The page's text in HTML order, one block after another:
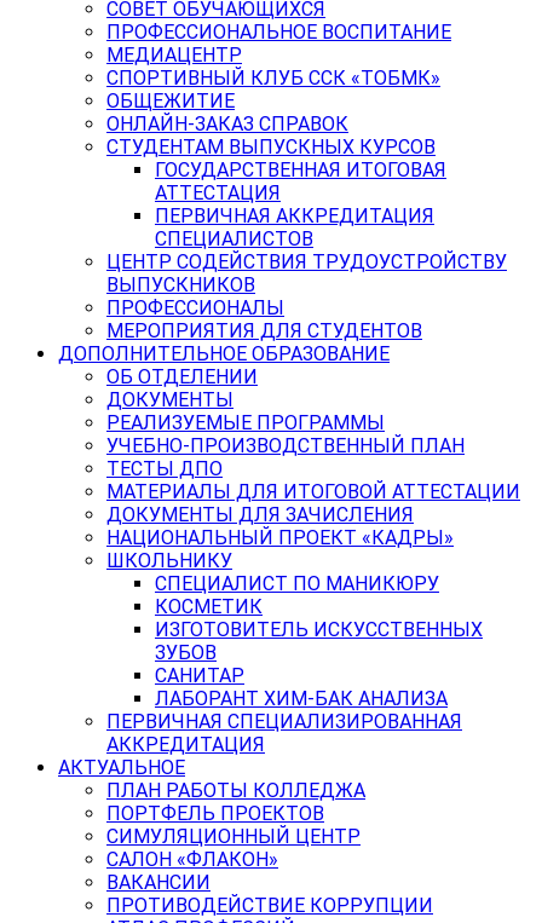
СОВЕТ ОБУЧАЮЩИХСЯ
ПРОФЕССИОНАЛЬНОЕ ВОСПИТАНИЕ
МЕДИАЦЕНТР
СПОРТИВНЫЙ КЛУБ ССК «ТОБМК»
ОБЩЕЖИТИЕ
ОНЛАЙН-ЗАКАЗ СПРАВОК
СТУДЕНТАМ ВЫПУСКНЫХ КУРСОВ
ГОСУДАРСТВЕННАЯ ИТОГОВАЯ
АТТЕСТАЦИЯ
ПЕРВИЧНАЯ АККРЕДИТАЦИЯ
СПЕЦИАЛИСТОВ
ЦЕНТР СОДЕЙСТВИЯ ТРУДОУСТРОЙСТВУ
ВЫПУСКНИКОВ
ПРОФЕССИОНАЛЫ
МЕРОПРИЯТИЯ ДЛЯ СТУДЕНТОВ
ДОПОЛНИТЕЛЬНОЕ ОБРАЗОВАНИЕ
ОБ ОТДЕЛЕНИИ
ДОКУМЕНТЫ
РЕАЛИЗУЕМЫЕ ПРОГРАММЫ
УЧЕБНО-ПРОИЗВОДСТВЕННЫЙ ПЛАН
ТЕСТЫ ДПО
МАТЕРИАЛЫ ДЛЯ ИТОГОВОЙ АТТЕСТАЦИИ
ДОКУМЕНТЫ ДЛЯ ЗАЧИСЛЕНИЯ
НАЦИОНАЛЬНЫЙ ПРОЕКТ «КАДРЫ»
ШКОЛЬНИКУ
СПЕЦИАЛИСТ ПО МАНИКЮРУ
КОСМЕТИК
ИЗГОТОВИТЕЛЬ ИСКУССТВЕННЫХ
ЗУБОВ
САНИТАР
ЛАБОРАНТ ХИМ-БАК АНАЛИЗА
ПЕРВИЧНАЯ СПЕЦИАЛИЗИРОВАННАЯ
АККРЕДИТАЦИЯ
АКТУАЛЬНОЕ
ПЛАН РАБОТЫ КОЛЛЕДЖА
ПОРТФЕЛЬ ПРОЕКТОВ
СИМУЛЯЦИОННЫЙ ЦЕНТР
САЛОН «ФЛАКОН»
ВАКАНСИИ
ПРОТИВОДЕЙСТВИЕ КОРРУПЦИИ